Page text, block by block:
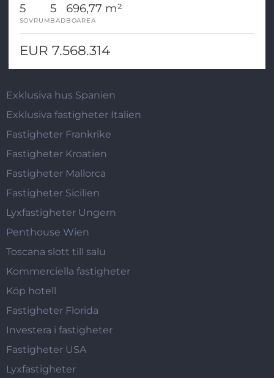
5
SOVRUM
5
BAD
696,77 m²
BOAREA
EUR 7.568.314
Exklusiva hus Spanien
Exklusiva fastigheter Italien
Fastigheter Frankrike
Fastigheter Kroatien
Fastigheter Mallorca
Fastigheter Sicilien
Lyxfastigheter Ungern
Penthouse Wien
Toscana slott till salu
Kommerciella fastigheter
Köp hotell
Fastigheter Florida
Investera i fastigheter
Fastigheter USA
Lyxfastigheter